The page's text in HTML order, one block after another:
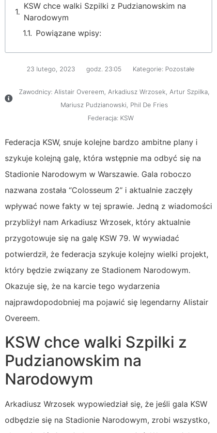
KSW chce walki Szpilki z Pudzianowskim na
Narodowym
Powiązane wpisy:
23 lutego, 2023 godz. 23:05 Kategorie: Pozostałe
Zawodnicy: Alistair Overeem Arkadiusz Wrzosek Artur Szpilka
Mariusz Pudzianowski
Phil De Fries
Federacja: KSW
Federacja KSW, snuje kolejne bardzo ambitne plany i
szykuje kolejną galę, która wstępnie ma odbyć się na
Stadionie Narodowym w Warszawie. Gala roboczo
nazwana została “Colosseum 2” i aktualnie zaczęły
wpływać nowe fakty w tej sprawie. Jedną z wiadomości
przybliżył nam Arkadiusz Wrzosek, który aktualnie
przygotowuje się na galę KSW 79. W wywiadać
potwierdził, że federacja szykuje kolejny wielki projekt,
który będzie związany ze Stadionem Narodowym.
Okazuje się, że na karcie tego wydarzenia
najprawdopodobniej ma pojawić się legendarny Alistair
Overeem.
KSW chce walki Szpilki z
Pudzianowskim na
Narodowym
Arkadiusz Wrzosek wypowiedział się, że jeśli gala KSW
odbędzie się na Stadionie Narodowym, zrobi wszystko,